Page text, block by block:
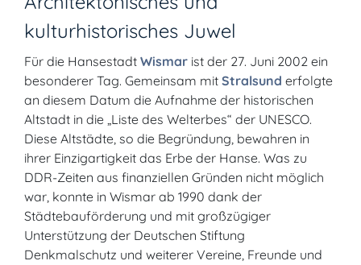
kulturhistorisches Juwel
Für die Hansestadt Wismar ist der 27. Juni 2002 ein
besonderer Tag. Gemeinsam mit Stralsund erfolgte
an diesem Datum die Aufnahme der historischen
Altstadt in die „Liste des Welterbes“ der UNESCO.
Diese Altstädte, so die Begründung, bewahren in
ihrer Einzigartigkeit das Erbe der Hanse. Was zu
DDR-Zeiten aus finanziellen Gründen nicht möglich
war, konnte in Wismar ab 1990 dank der
Städtebauförderung und mit großzügiger
Unterstützung der Deutschen Stiftung
Denkmalschutz und weiterer Vereine, Freunde und